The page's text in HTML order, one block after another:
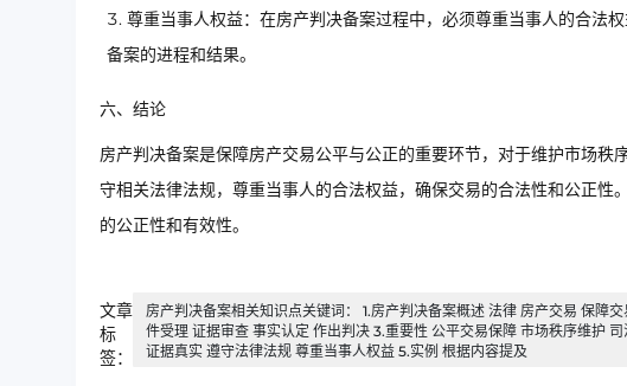
尊重当事人权益：在房产判决备案过程中，必须尊重当事人的合法
备案的进程和结果。
六、结论
房产判决备案是保障房产交易公平与公正的重要环节，对于维护市场
守相关法律法规，尊重当事人的合法权益，确保交易的合法性和公正
的公正性和有效性。
文章
标
签：
房产判决备案相关知识点关键词： 1.房产判决备案概述 法律 房产交易 保障
件受理 证据审查 事实认定 作出判决 3.重要性 公平交易保障 市场秩序维护
证据真实 遵守法律法规 尊重当事人权益 5.实例 根据内容提及